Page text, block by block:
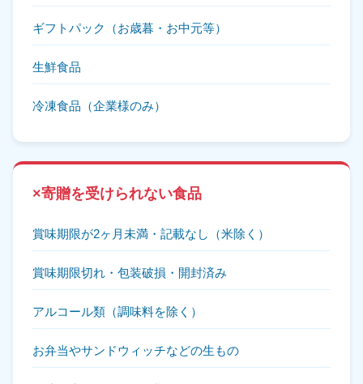
ギフトパック（お歳暮・お中元等）
生鮮食品
冷凍食品（企業様のみ）
×寄贈を受けられない食品
賞味期限が2ヶ月未満・記載なし（米除く）
賞味期限切れ・包装破損・開封済み
アルコール類（調味料を除く）
お弁当やサンドウィッチなどの生もの